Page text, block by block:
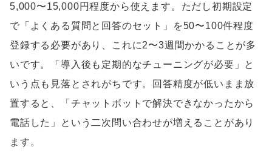
5,000〜15,000円程度から使えます。ただし初期設定
で「よくある質問と回答のセット」を50〜100件程度
登録する必要があり、これに2〜3週間かかることが多
いです。「導入後も定期的なチューニングが必要」と
いう点も見落とされがちです。回答精度が低いまま放
置すると、「チャットボットで解決できなかったから
電話した」という二次問い合わせが増えることがあり
ます。